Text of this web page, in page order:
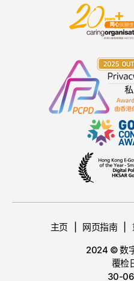
主页 网页指南
2024 © 数
覆检
30-